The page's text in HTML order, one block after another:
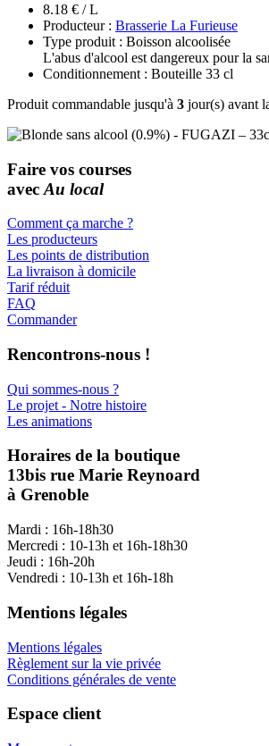
8.18 € / L
Producteur : Brasserie La Furieuse
Type produit : Boisson alcoolisée
L'abus d'alcool est dangereux pour la
Conditionnement : Bouteille 33 cl
Produit commandable jusqu'à 3 jour(s) avant
Faire vos courses
avec Au local
Comment ça marche ?
Les producteurs
Les points de distribution
La livraison à domicile
Tarif réduit
FAQ
Commander
Rencontrons-nous !
Qui sommes-nous ?
Le projet - Notre histoire
Les animations
Horaires de la boutique
13bis rue Marie Reynoard
à Grenoble
Mardi : 16h-18h30
Mercredi : 10-13h et 16h-18h30
Jeudi : 16h-20h
Vendredi : 10-13h et 16h-18h
Mentions légales
Mentions légales
Règlement sur la vie privée
Conditions générales de vente
Espace client